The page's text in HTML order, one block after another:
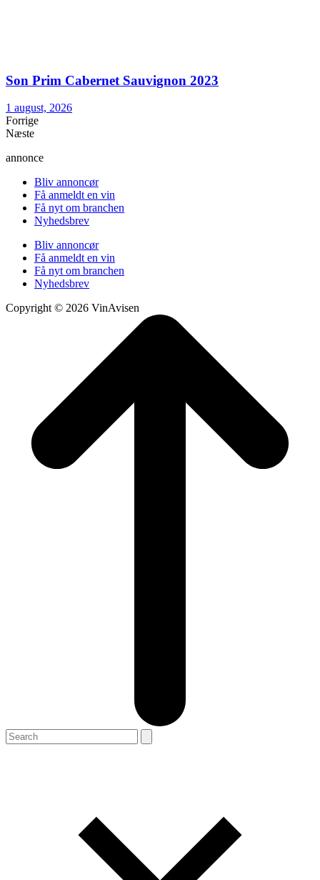
Son Prim Cabernet Sauvignon 2023
1 august, 2026
Forrige
Næste
annonce
Bliv annoncør
Få anmeldt en vin
Få nyt om branchen
Nyhedsbrev
Bliv annoncør
Få anmeldt en vin
Få nyt om branchen
Nyhedsbrev
Copyright © 2026 VinAvisen